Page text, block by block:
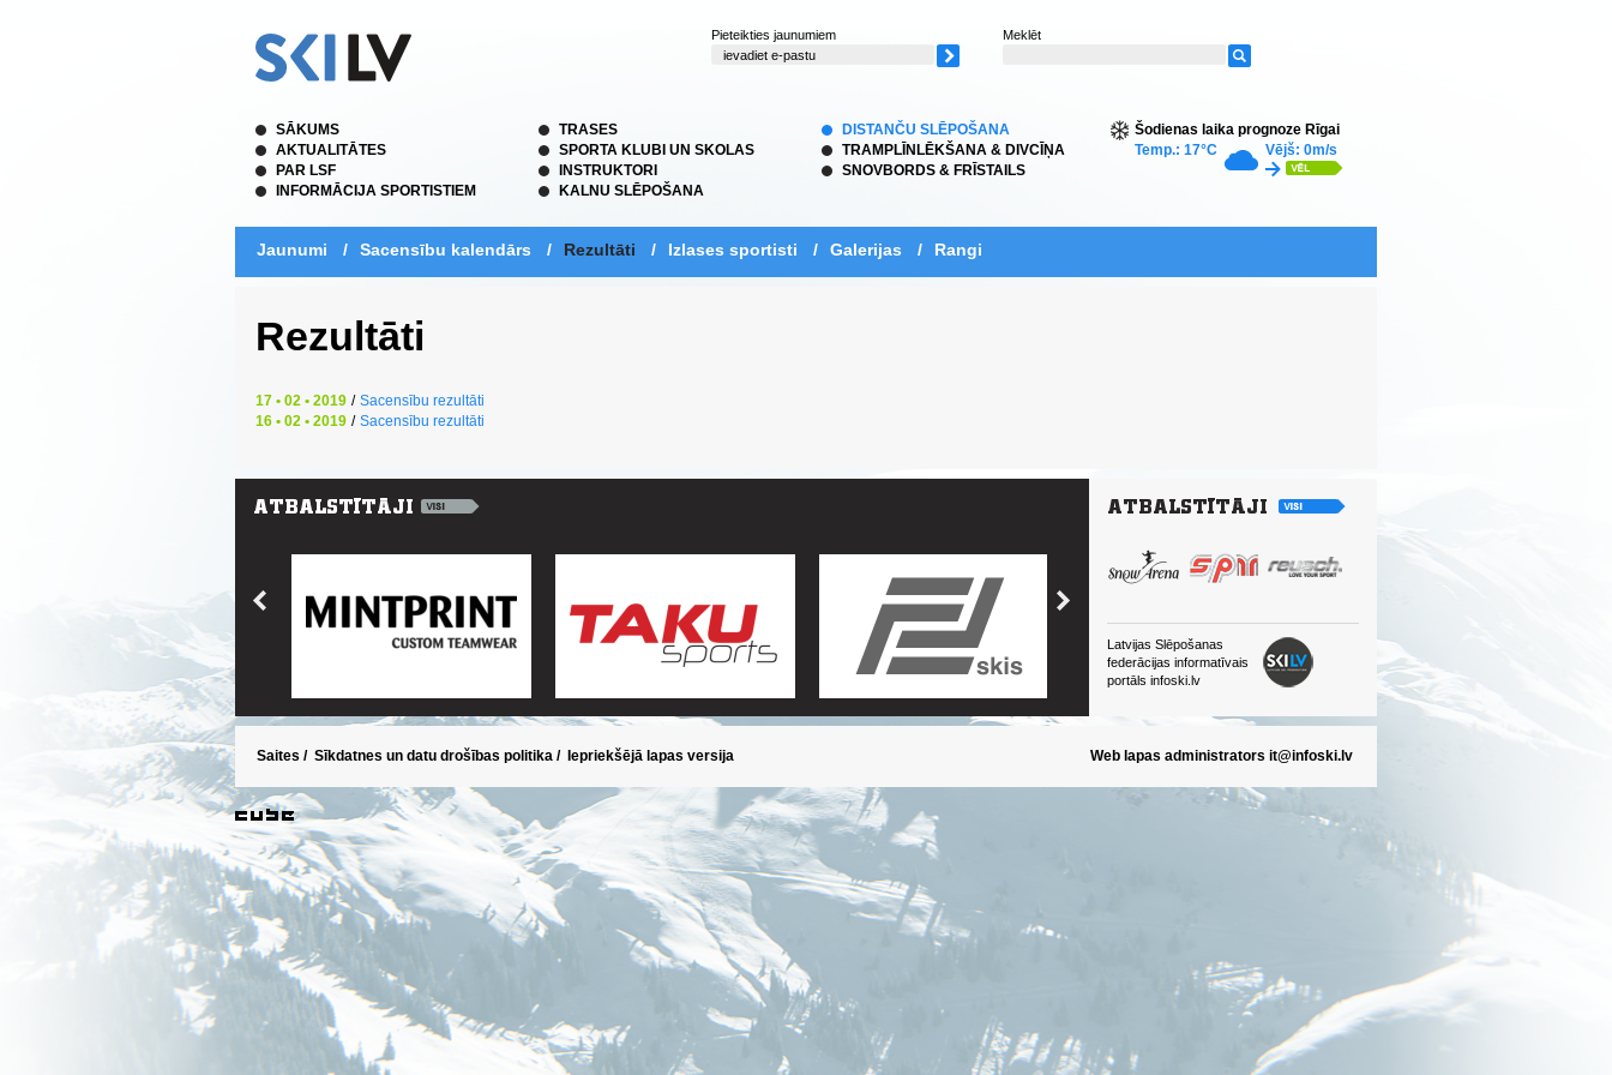
Pieteikties jaunumiem Meklēt
SĀKUMS
AKTUALITĀTES
PAR LSF
INFORMĀCIJA SPORTISTIEM
TRASES
SPORTA KLUBI UN SKOLAS
INSTRUKTORI
KALNU SLĒPOŠANA
DISTANČU SLĒPOŠANA
TRAMPLĪNLĒKŠANA & DIVCĪŅA
SNOVBORDS & FRĪSTAILS
Šodienas laika prognoze Rīgai
Temp.: 17°C
Vējš: 0m/s
Jaunumi / Sacensību kalendārs / Rezultāti / Izlases sportisti / Galerijas / Rangi
Rezultāti
17 • 02 • 2019 / Sacensību rezultāti
16 • 02 • 2019 / Sacensību rezultāti
Latvijas Slēpošanas
federācijas informatīvais
portāls infoski.lv
Saites / Sīkdatnes un datu drošības politika / Iepriekšējā lapas versija Web lapas administrators it@infoski.lv